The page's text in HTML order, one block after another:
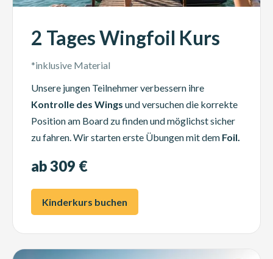
2 Tages Wingfoil Kurs
*inklusive Material
Unsere jungen Teilnehmer verbessern ihre
Kontrolle des Wings und versuchen die korrekte
Position am Board zu finden und möglichst sicher
zu fahren. Wir starten erste Übungen mit dem Foil.
ab 309 €
Kinderkurs buchen